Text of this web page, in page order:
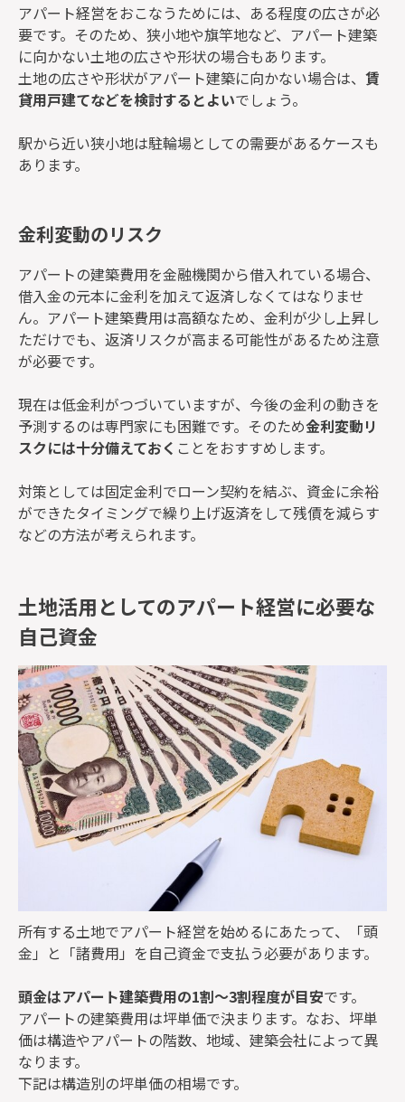
アパート経営をおこなうためには、ある程度の広さが必
要です。そのため、狭小地や旗竿地など、アパート建築
に向かない土地の広さや形状の場合もあります。
土地の広さや形状がアパート建築に向かない場合は、 賃
貸用戸建てなどを検討するとよいでしょう。
駅から近い狭小地は駐輪場としての需要があるケースも
あります。
金利変動のリスク
アパートの建築費用を金融機関から借入れている場合、
借入金の元本に金利を加えて返済しなくてはなりませ
ん。アパート建築費用は高額なため、金利が少し上昇し
ただけでも、返済リスクが高まる可能性があるため注意
が必要です。
現在は低金利がつづいていますが、今後の金利の動きを
予測するのは専門家にも困難です。そのため金利変動リ
スクには十分備えておく ことをおすすめします。
対策としては固定金利でローン契約を結ぶ、資金に余裕
ができたタイミングで繰り上げ返済をして残債を減らす
などの方法が考えられます。
土地活用としてのアパート経営に必要な
自己資金
所有する土地でアパート経営を始めるにあたって、「頭
金」と「諸費用」を自己資金で支払う必要があります。
頭金はアパート建築費用の1割～3割程度が目安です。
アパートの建築費用は坪単価で決まります。なお、坪単
価は構造やアパートの階数、地域、建築会社によって異
なります。
下記は構造別の坪単価の相場です。